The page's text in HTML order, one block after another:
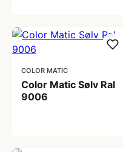
COLOR MATIC
Color Matic Sølv Ral
9006